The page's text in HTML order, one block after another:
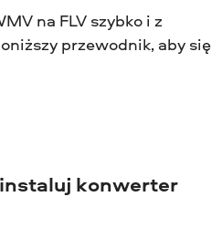
na FLV szybko i z
przewodnik, aby się
konwerter